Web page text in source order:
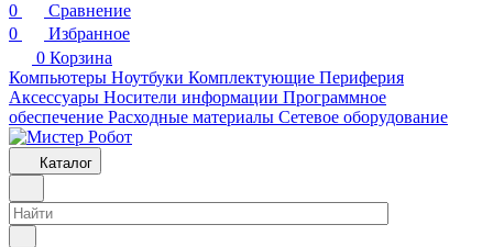
0
Сравнение
0
Избранное
0 Корзина
Компьютеры Ноутбуки Комплектующие Периферия
Аксессуары Носители информации Программное
обеспечение Расходные материалы Сетевое оборудование
Каталог